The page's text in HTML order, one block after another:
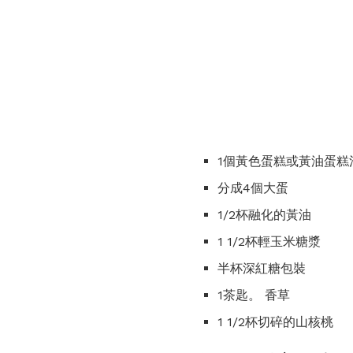
1個黃色蛋糕或黃油蛋
分成4個大蛋
1/2杯融化的黃油
1 1/2杯輕玉米糖漿
半杯深紅糖包裝
1茶匙。 香草
1 1/2杯切碎的山核桃